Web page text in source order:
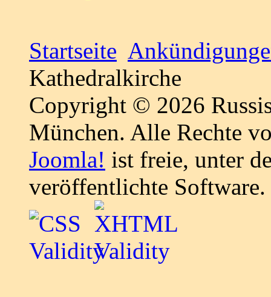
Startseite
Kathedralkirche
Copyright © 2026
München. Alle Rechte
Joomla! ist freie, unter
veröffentlichte Software.